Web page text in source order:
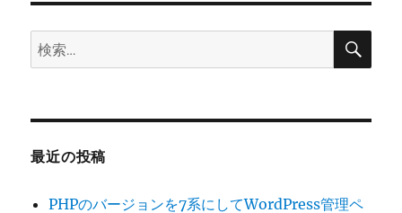
ン
検
索:
検
最近の投稿
PHPのバージョンを7系にしてWordPress管理ペ